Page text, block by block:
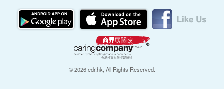
© 2026 edr.hk, All Rights Reserved.